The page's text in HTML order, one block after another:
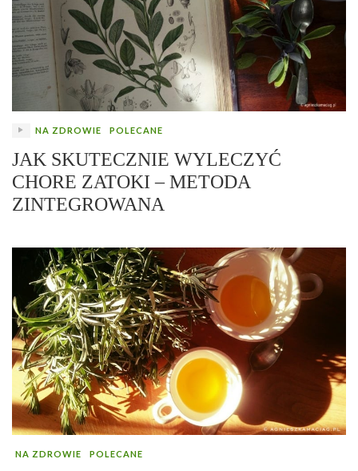
NA ZDROWIE POLECANE
JAK SKUTECZNIE WYLECZYĆ
CHORE ZATOKI – METODA
ZINTEGROWANA
NA ZDROWIE POLECANE